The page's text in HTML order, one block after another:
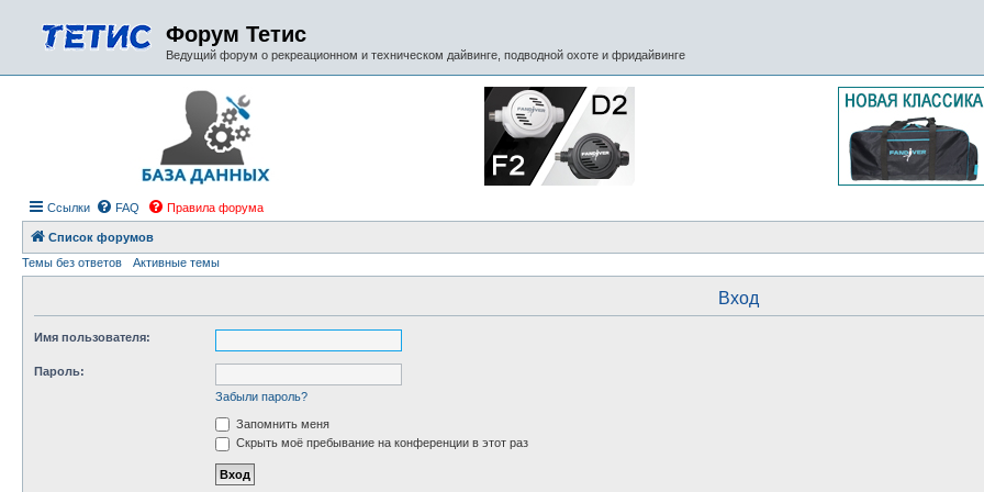
Форум Тетис
Ведущий форум о рекреационном и техническом дайвинге, подводной охоте и фридайвинге
Ссылки FAQ Правила форума
Список форумов
Темы без ответов
Активные темы
Вход
Имя пользователя:
Пароль:
Забыли пароль?
Запомнить меня
Скрыть моё пребывание на конференции в этот раз